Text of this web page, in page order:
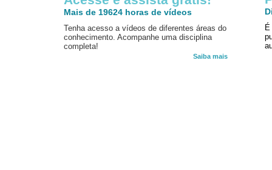
Mais de 19624 horas de vídeos
Tenha acesso a vídeos de diferentes áreas do
conhecimento. Acompanhe uma disciplina
completa!
Saiba mais